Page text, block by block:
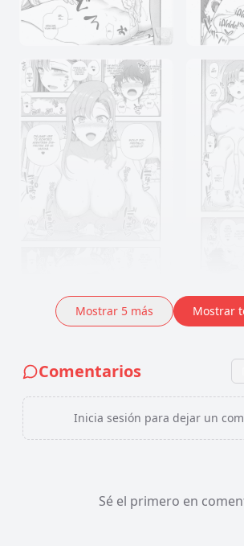
Mostrar 5 más Mostrar
Comentarios
Inicia sesión para dejar un
Sé el primero en